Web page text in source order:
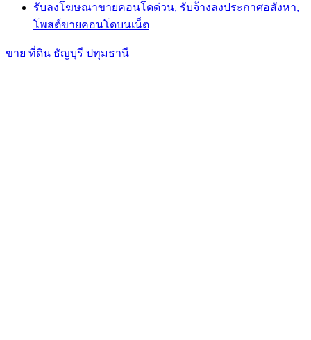
รับลงโฆษณาขายคอนโดด่วน, รับจ้างลงประกาศอสังหา,
โพสต์ขายคอนโดบนเน็ต
ขาย ที่ดิน ธัญบุรี ปทุมธานี